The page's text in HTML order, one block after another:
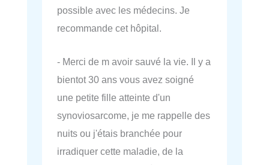
possible avec les médecins. Je
recommande cet hôpital.
- Merci de m avoir sauvé la vie. Il y a
bientot 30 ans vous avez soigné
une petite fille atteinte d'un
synoviosarcome, je me rappelle des
nuits ou j'étais branchée pour
irradiquer cette maladie, de la